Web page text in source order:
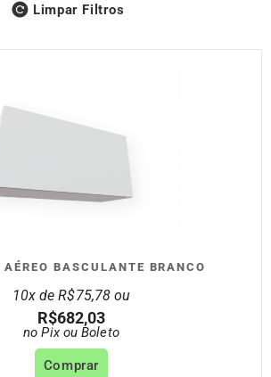
Limpar Filtros
BASCULANTE BRANCO
10x deR$75,78 ou
R$682,03
no Pix ou Boleto
Comprar